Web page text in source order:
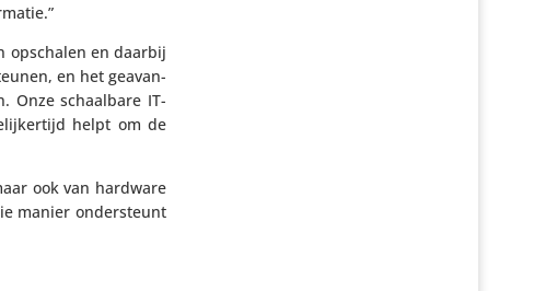
opschalen en daarbij
en het geavan­
Onze schaal­bare IT-
helpt om de
ook van hardware
manier onder­steunt